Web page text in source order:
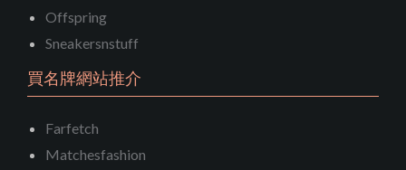
Offspring
Sneakersnstuff
買名牌網站推介
Farfetch
Matchesfashion